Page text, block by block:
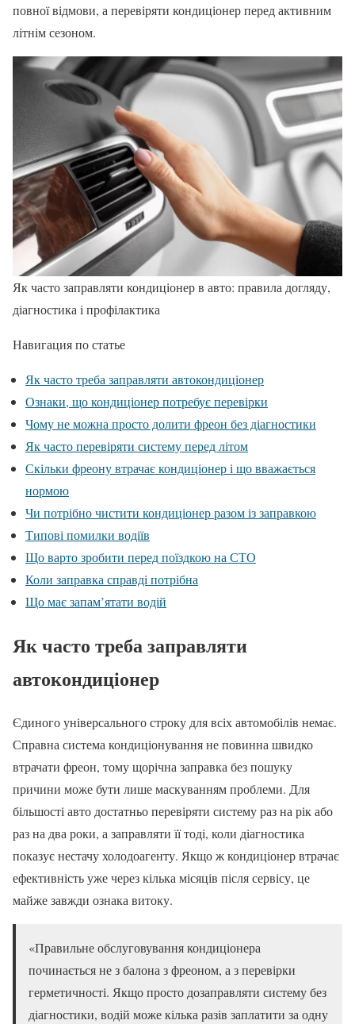
повної відмови, а перевіряти кондиціонер перед активним
літнім сезоном.
Як часто заправляти кондиціонер в авто: правила догляду,
діагностика і профілактика
Навигация по статье
Як часто треба заправляти автокондиціонер
Ознаки, що кондиціонер потребує перевірки
Чому не можна просто долити фреон без діагностики
Як часто перевіряти систему перед літом
Скільки фреону втрачає кондиціонер і що вважається
нормою
Чи потрібно чистити кондиціонер разом із заправкою
Типові помилки водіїв
Що варто зробити перед поїздкою на СТО
Коли заправка справді потрібна
Що має запам’ятати водій
Як часто треба заправляти
автокондиціонер
Єдиного універсального строку для всіх автомобілів немає.
Справна система кондиціонування не повинна швидко
втрачати фреон, тому щорічна заправка без пошуку
причини може бути лише маскуванням проблеми. Для
більшості авто достатньо перевіряти систему раз на рік або
раз на два роки, а заправляти її тоді, коли діагностика
показує нестачу холодоагенту. Якщо ж кондиціонер втрачає
ефективність уже через кілька місяців після сервісу, це
майже завжди ознака витоку.
«Правильне обслуговування кондиціонера
починається не з балона з фреоном, а з перевірки
герметичності. Якщо просто дозаправляти систему без
діагностики, водій може кілька разів заплатити за одну